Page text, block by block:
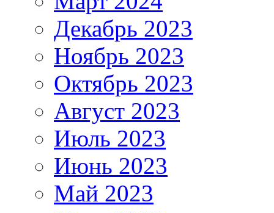
Декабрь 2023
Ноябрь 2023
Октябрь 2023
Август 2023
Июль 2023
Июнь 2023
Май 2023